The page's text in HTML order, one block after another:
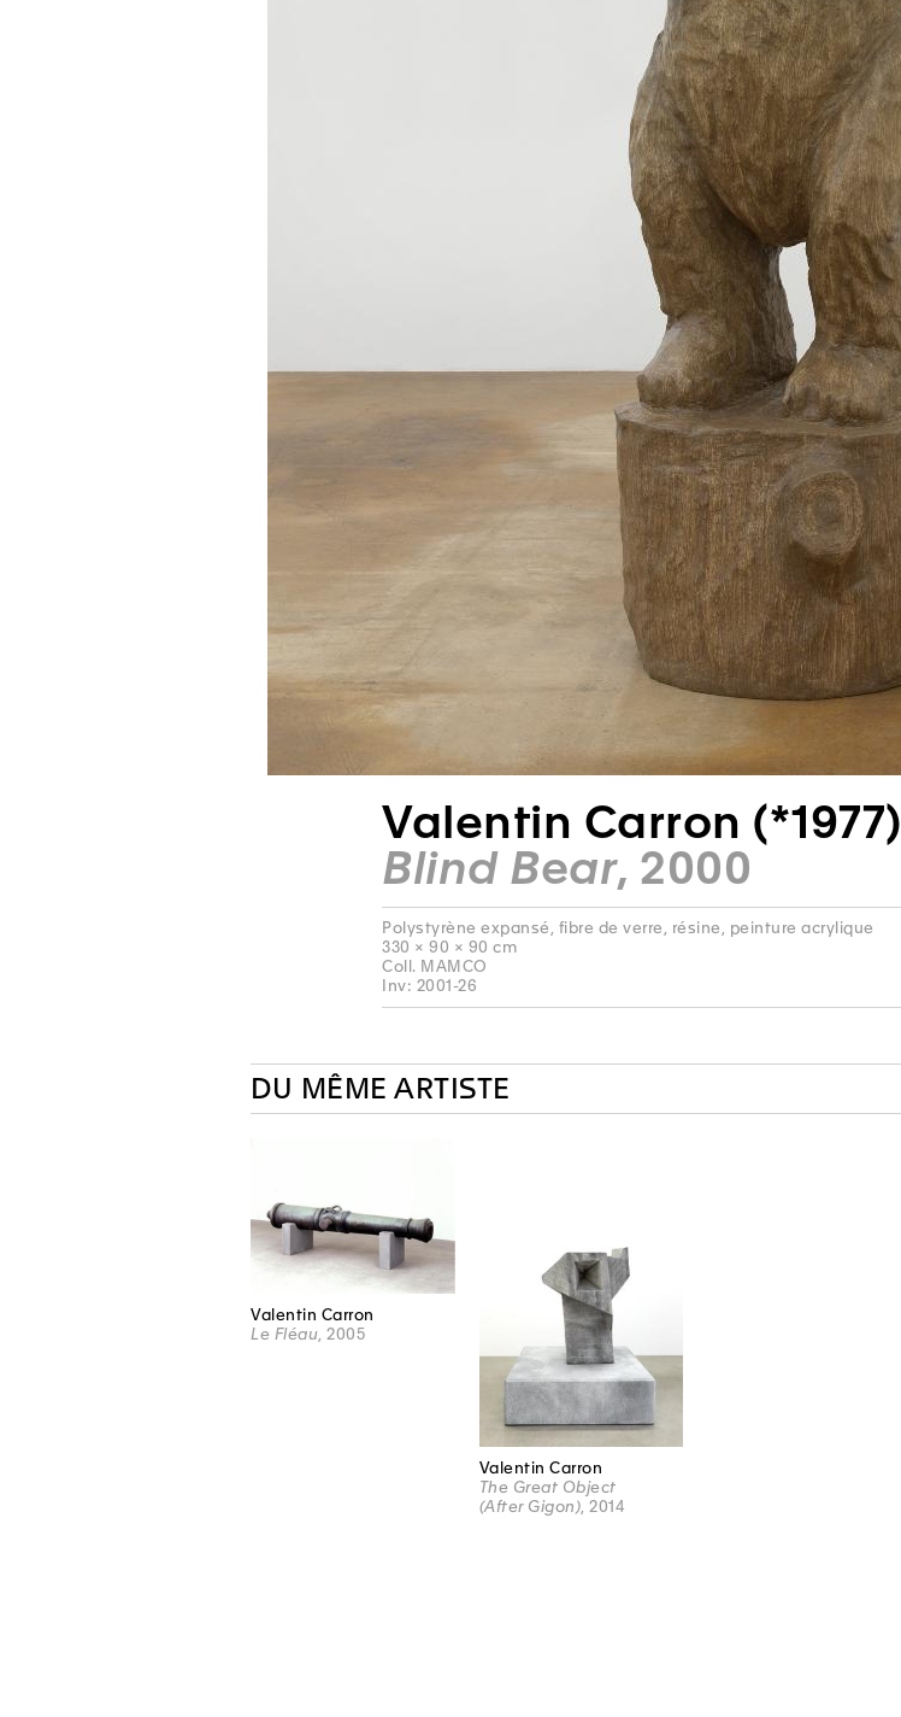
Valentin Carron (*1977)
Blind Bear, 2000
Polystyrène expansé, fibre de verre, résine, peinture acrylique
330 × 90 × 90 cm
Coll. MAMCO
Inv: 2001-26
DU MÊME ARTISTE
Valentin Carron
Le Fléau, 2005
Valentin Carron
The Great Object
(After Gigon) , 2014